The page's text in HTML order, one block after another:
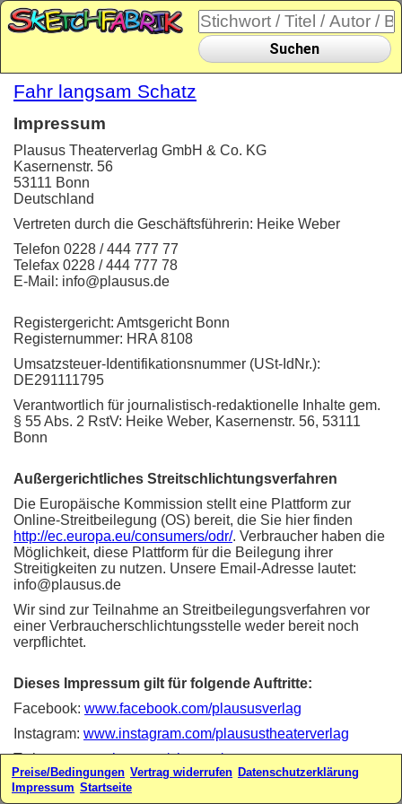
Suchen
Fahr langsam Schatz
Impressum
Plausus Theaterverlag GmbH & Co. KG
Kasernenstr. 56
53111 Bonn
Deutschland
Vertreten durch die Geschäftsführerin: Heike Weber
Telefon 0228 / 444 777 77
Telefax 0228 / 444 777 78
E-Mail: info@plausus.de
Registergericht: Amtsgericht Bonn
Registernummer: HRA 8108
Umsatzsteuer-Identifikationsnummer (USt-IdNr.):
DE291111795
Verantwortlich für journalistisch-redaktionelle Inhalte gem.
§ 55 Abs. 2 RstV: Heike Weber, Kasernenstr. 56, 53111
Bonn
Außergerichtliches Streitschlichtungsverfahren
Die Europäische Kommission stellt eine Plattform zur
Online-Streitbeilegung (OS) bereit, die Sie hier finden
http://ec.europa.eu/consumers/odr/. Verbraucher haben die
Möglichkeit, diese Plattform für die Beilegung ihrer
Streitigkeiten zu nutzen. Unsere Email-Adresse lautet:
info@plausus.de
Wir sind zur Teilnahme an Streitbeilegungsverfahren vor
einer Verbraucherschlichtungsstelle weder bereit noch
verpflichtet.
Dieses Impressum gilt für folgende Auftritte:
Facebook: www.facebook.com/plaususverlag
Instagram: www.instagram.com/plausustheaterverlag
Twitter:www.twitter.com/plausus/
Webseiten:www.plausus.de
Preise/Bedingungen Vertrag widerrufen Datenschutzerklärung
Impressum Startseite